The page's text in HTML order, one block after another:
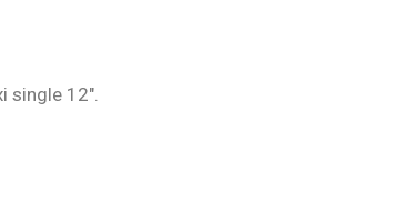
single 12″.